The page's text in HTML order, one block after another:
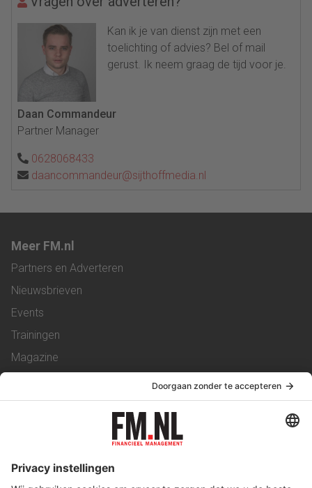
Kan ik je van dienst zijn met een
toelichting of advies? Bel of mail
gerust. Ik neem graag de tijd voor je.
Daan Commandeur
Partner Manager
0628068433
daancommandeur@sijthoffmedia.nl
Meer FM.nl
Partners en Adverteren
Nieuwsbrieven
Events
Trainingen
Magazine
Service & Contact
Werken bij ons